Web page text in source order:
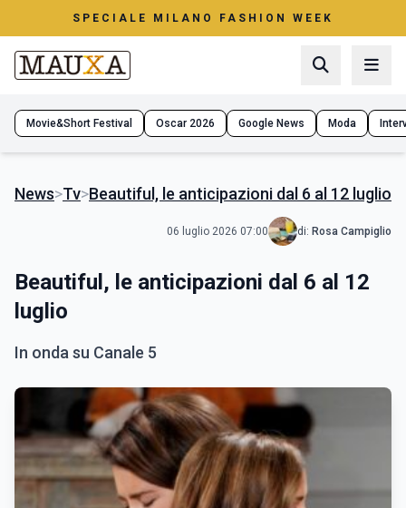
SPECIALE MILANO FASHION WEEK
Movie&Short Festival Oscar 2026 Google News Moda
News>Tv>Beautiful, le anticipazioni dal 6 al 12 luglio
06 luglio 2026 07:00 di: Rosa Campiglio
Beautiful, le anticipazioni dal 6 al 12
luglio
In onda su Canale 5